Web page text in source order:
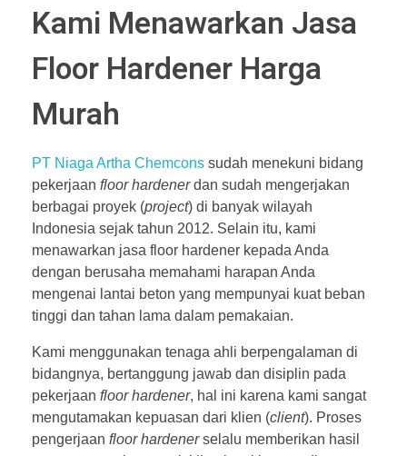
Kami Menawarkan Jasa
Floor Hardener Harga
Murah
PT Niaga Artha Chemcons sudah menekuni bidang
pekerjaan floor hardenerdan sudah mengerjakan
berbagai proyek (project) di banyak wilayah
Indonesia sejak tahun 2012. Selain itu, kami
menawarkan jasa floor hardener kepada Anda
dengan berusaha memahami harapan Anda
mengenai lantai beton yang mempunyai kuat beban
tinggi dan tahan lama dalam pemakaian.
Kami menggunakan tenaga ahli berpengalaman di
bidangnya, bertanggung jawab dan disiplin pada
pekerjaan floor hardener, hal ini karena kami sangat
mengutamakan kepuasan dari klien (client). Proses
pengerjaan floor hardenerselalu memberikan hasil